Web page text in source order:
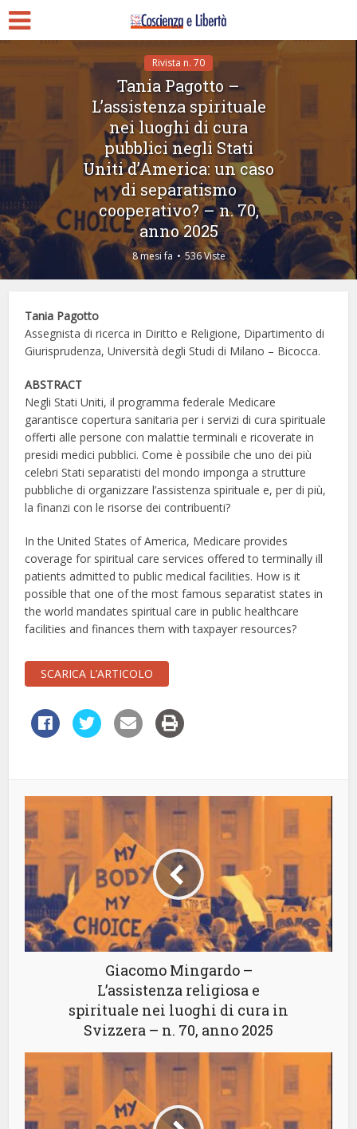
Rivista n. 70
Tania Pagotto –
L’assistenza spirituale
nei luoghi di cura
pubblici negli Stati
Uniti d’America: un caso
di separatismo
cooperativo? – n. 70,
anno 2025
8 mesi fa 536 Viste
Tania Pagotto
Assegnista di ricerca in Diritto e Religione, Dipartimento di
Giurisprudenza, Università degli Studi di Milano – Bicocca.
ABSTRACT
Negli Stati Uniti, il programma federale Medicare
garantisce copertura sanitaria per i servizi di cura spirituale
offerti alle persone con malattie terminali e ricoverate in
presidi medici pubblici. Come è possibile che uno dei più
celebri Stati separatisti del mondo imponga a strutture
pubbliche di organizzare l’assistenza spirituale e, per di più,
la finanzi con le risorse dei contribuenti?
In the United States of America, Medicare provides
coverage for spiritual care services offered to terminally ill
patients admitted to public medical facilities. How is it
possible that one of the most famous separatist states in
the world mandates spiritual care in public healthcare
facilities and finances them with taxpayer resources?
SCARICA L’ARTICOLO
Giacomo Mingardo –
L’assistenza religiosa e
spirituale nei luoghi di cura in
Svizzera – n. 70, anno 2025